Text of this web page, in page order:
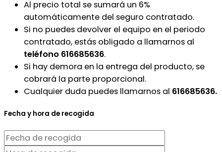
Al precio total se sumará un 6%
automáticamente del seguro contratado.
Si no puedes devolver el equipo en el periodo
contratado, estás obligado a llamarnos al
teléfono 616685636.
Si hay demora en la entrega del producto, se
cobrará la parte proporcional.
Cualquier duda puedes llamarnos al 616685636.
Fecha y hora de recogida